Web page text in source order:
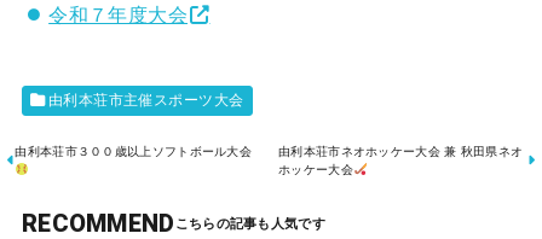
令和７年度大会
由利本荘市主催スポーツ大会
由利本荘市３００歳以上ソフトボール大会
由利本荘市ネオホッケー大会 兼 秋田県ネオ
ホッケー大会
RECOMMEND